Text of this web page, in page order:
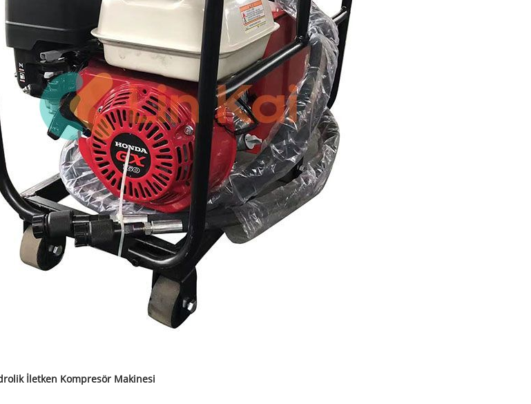
İletken Kompresör Makinesi